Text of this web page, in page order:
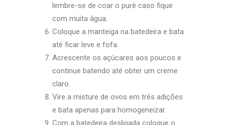
lembre-se de coar o purê caso fique
com muita água.
Coloque a manteiga na batedeira e bata
até ficar leve e fofa.
Acrescente os açúcares aos poucos e
continue batendo até obter um creme
claro.
Vire a misture de ovos em três adições
e bata apenas para homogeneizar.
Com a batedeira desligada coloque o